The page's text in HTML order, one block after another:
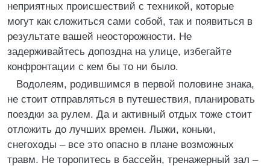
неприятных происшествий с техникой, которые
могут как сложиться сами собой, так и появиться в
результате вашей неосторожности. Не
задерживайтесь допоздна на улице, избегайте
конфронтации с кем бы то ни было.
Водолеям, родившимся в первой половине знака,
не стоит отправляться в путешествия, планировать
поездки за рулем. Да и активный отдых тоже стоит
отложить до лучших времен. Лыжи, коньки,
снегоходы – все это опасно в плане возможных
травм. Не торопитесь в бассейн, тренажерный зал –